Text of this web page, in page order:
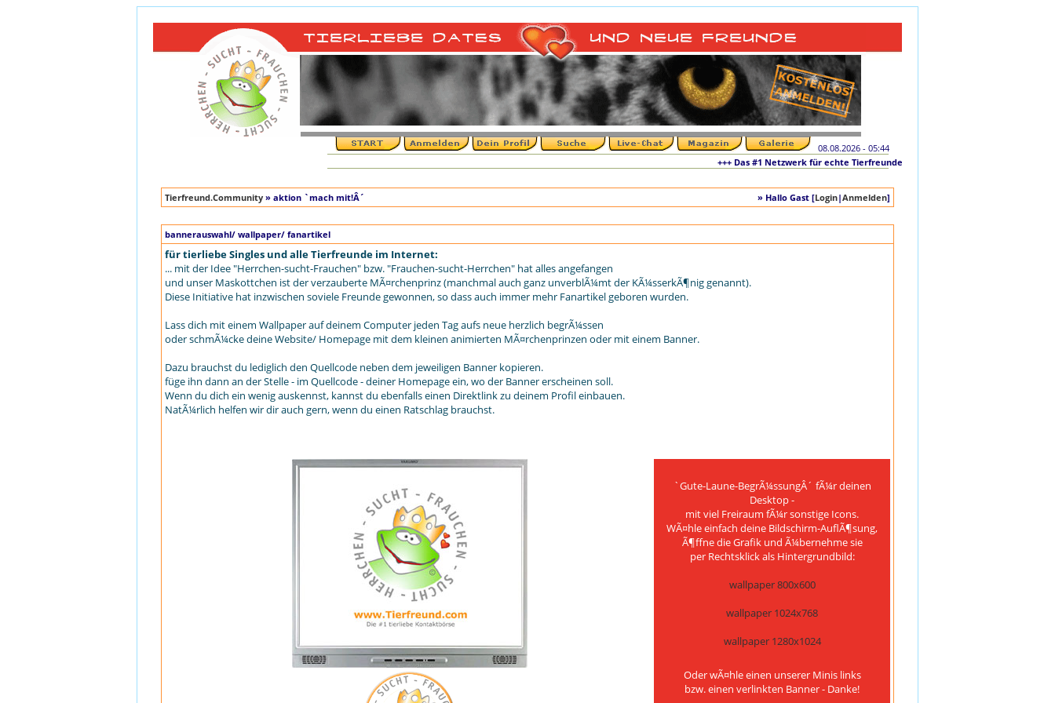
08.08.2026 - 05:44
+++ Das #1 Netzwerk für echte Tierfreunde und tierliebe Singles +++ Die
Tierfreund.Community » aktion `mach mit!Â´ » Hallo Gast [Login|Anmelden]
bannerauswahl/ wallpaper/ fanartikel
für tierliebe Singles und alle Tierfreunde im Internet:
... mit der Idee "Herrchen-sucht-Frauchen" bzw. "Frauchen-sucht-Herrchen" hat alles angefangen
und unser Maskottchen ist der verzauberte MÃ¤rchenprinz (manchmal auch ganz unverblÃ¼mt der KÃ¼sserkÃ¶nig genannt).
Diese Initiative hat inzwischen soviele Freunde gewonnen, so dass auch immer mehr Fanartikel geboren wurden.
Lass dich mit einem Wallpaper auf deinem Computer jeden Tag aufs neue herzlich begrÃ¼ssen
oder schmÃ¼cke deine Website/ Homepage mit dem kleinen animierten MÃ¤rchenprinzen oder mit einem Banner.
Dazu brauchst du lediglich den Quellcode neben dem jeweiligen Banner kopieren.
füge ihn dann an der Stelle - im Quellcode - deiner Homepage ein, wo der Banner erscheinen soll.
Wenn du dich ein wenig auskennst, kannst du ebenfalls einen Direktlink zu deinem Profil einbauen.
NatÃ¼rlich helfen wir dir auch gern, wenn du einen Ratschlag brauchst.
`Gute-Laune-BegrÃ¼ssungÂ´ fÃ¼r deinen
Desktop -
mit viel Freiraum fÃ¼r sonstige Icons.
WÃ¤hle einfach deine Bildschirm-AuflÃ¶sung,
Ã¶ffne die Grafik und Ã¼bernehme sie
per Rechtsklick als Hintergrundbild:
wallpaper 800x600
wallpaper 1024x768
wallpaper 1280x1024
Oder wÃ¤hle einen unserer Minis links
bzw. einen verlinkten Banner - Danke!